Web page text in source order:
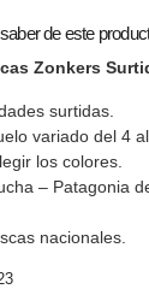
de este
Zonkers
surtidas.
variado del 4 al
los colores.
– Patagonia
nacionales.